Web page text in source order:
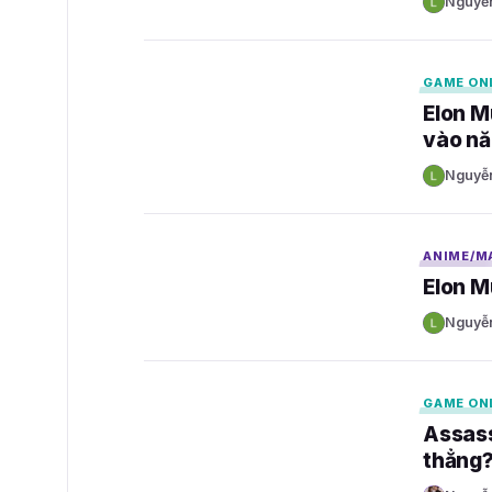
GAME
Elon
vào
N
ANIME/
Elon
N
GAME